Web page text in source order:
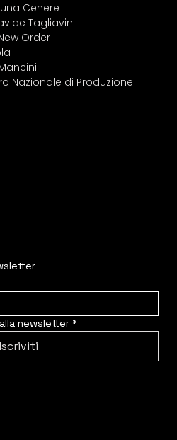
Cenere
Tagliavini
Order
Nazionale di Produzione
newsletter *
Iscriviti